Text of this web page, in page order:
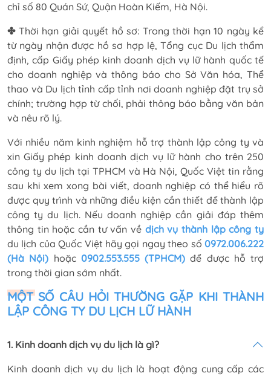
chỉ số 80 Quán Sứ, Quận Hoàn Kiếm, Hà Nội.
✤ Thời hạn giải quyết hồ sơ: Trong thời hạn 10 ngày kể
từ ngày nhận được hồ sơ hợp lệ, Tổng cục Du lịch thẩm
định, cấp Giấy phép kinh doanh dịch vụ lữ hành quốc tế
cho doanh nghiệp và thông báo cho Sở Văn hóa, Thể
thao và Du lịch tỉnh cấp tỉnh nơi doanh nghiệp đặt trụ sở
chính; trường hợp từ chối, phải thông báo bằng văn bản
và nêu rõ lý.
Với nhiều năm kinh nghiệm hỗ trợ thành lập công ty và
xin Giấy phép kinh doanh dịch vụ lữ hành cho trên 250
công ty du lịch tại TPHCM và Hà Nội, Quốc Việt tin rằng
sau khi xem xong bài viết, doanh nghiệp có thể hiểu rõ
được quy trình và những điều kiện cần thiết để thành lập
công ty du lịch. Nếu doanh nghiệp cần giải đáp thêm
thông tin hoặc cần tư vấn về dịch vụ thành lập công ty
du lịch của Quốc Việt hãy gọi ngay theo số 0972.006.222
(Hà Nội) hoặc 0902.553.555 (TPHCM) để được hỗ trợ
trong thời gian sớm nhất.
MỘT SỐ CÂU HỎI THƯỜNG GẶP KHI THÀNH
LẬP CÔNG TY DU LỊCH LỮ HÀNH
1. Kinh doanh dịch vụ du lịch là gì?
Kinh doanh dịch vụ du lịch là hoạt động cung cấp các